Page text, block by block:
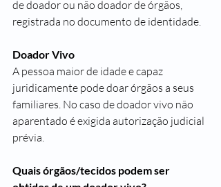
de doador ou não doador de órgãos,
registrada no documento de identidade.
Doador Vivo
A pessoa maior de idade e capaz
juridicamente pode doar órgãos a seus
familiares. No caso de doador vivo não
aparentado é exigida autorização judicial
prévia.
Quais órgãos/tecidos podem ser